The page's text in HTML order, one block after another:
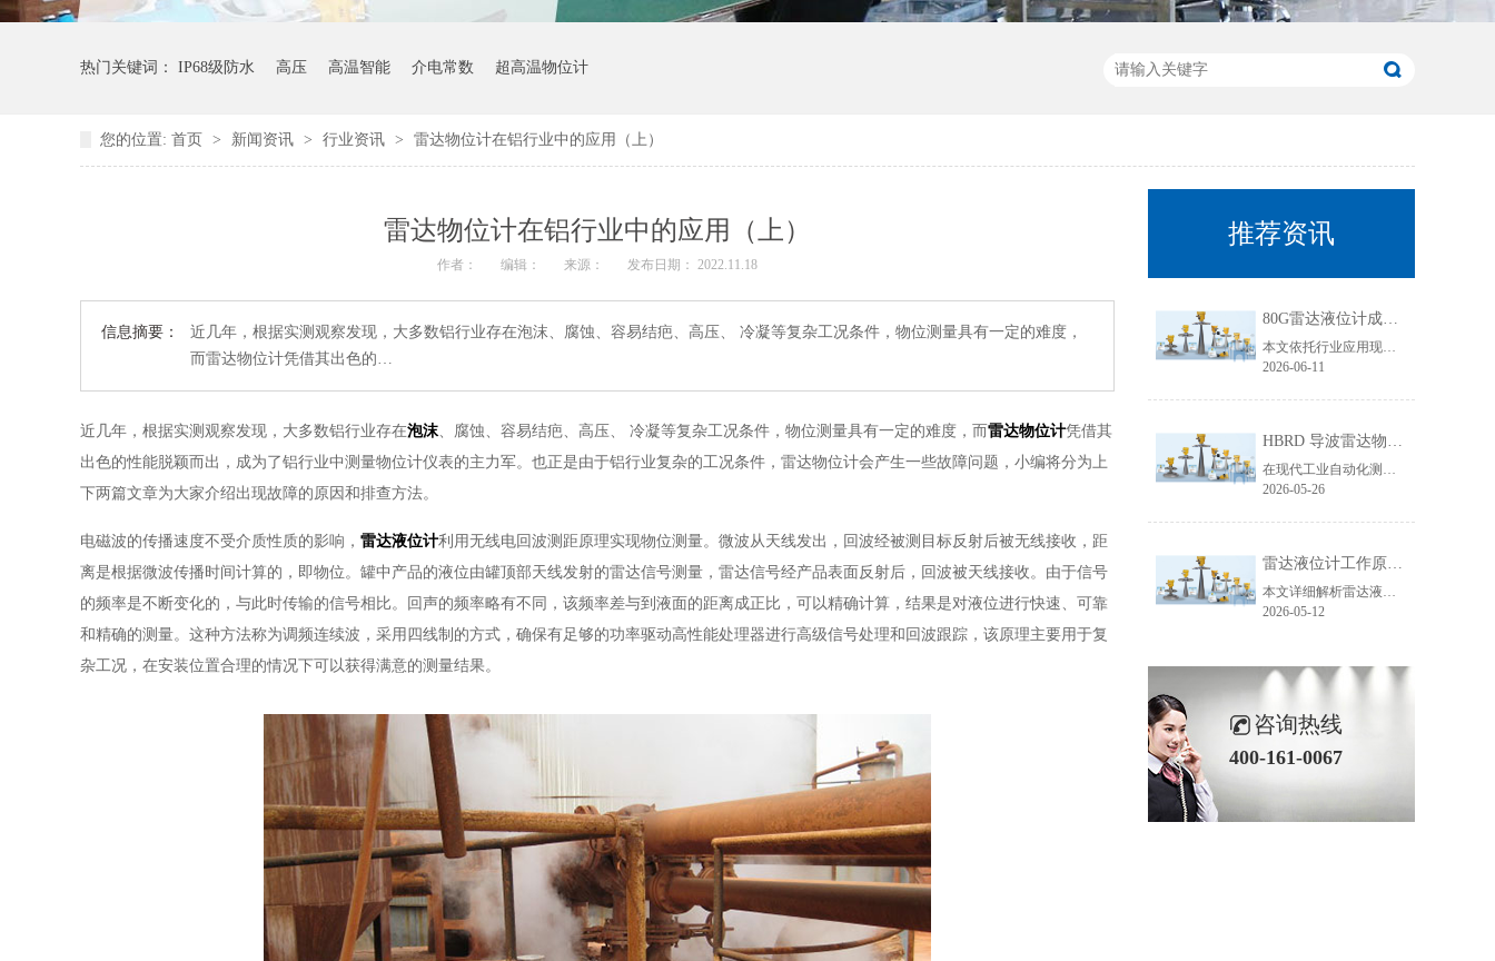
热门关键词： IP68级防水 高压 高温智能 介电常数 超高温物位计
您的位置: 首页 > 新闻资讯 > 行业资讯 > 雷达物位计在铝行业中的应用（上）
雷达物位计在铝行业中的应用（上）
作者： 编辑： 来源： 发布日期： 2022.11.18
信息摘要：
近几年，根据实测观察发现，大多数铝行业存在泡沫、腐蚀、容易结疤、高压、 冷凝等复杂工况条件，物位测量具有一定的难度，
而雷达物位计凭借其出色的…
近几年，根据实测观察发现，大多数铝行业存在泡沫、腐蚀、容易结疤、高压、 冷凝等复杂工况条件，物位测量具有一定的难度，而雷达物位计凭借其
出色的性能脱颖而出，成为了铝行业中测量物位计仪表的主力军。也正是由于铝行业复杂的工况条件，雷达物位计会产生一些故障问题，小编将分为上
下两篇文章为大家介绍出现故障的原因和排查方法。
电磁波的传播速度不受介质性质的影响， 雷达液位计利用无线电回波测距原理实现物位测量。微波从天线发出，回波经被测目标反射后被无线接收，距
离是根据微波传播时间计算的，即物位。罐中产品的液位由罐顶部天线发射的雷达信号测量，雷达信号经产品表面反射后，回波被天线接收。由于信号
的频率是不断变化的，与此时传输的信号相比。回声的频率略有不同，该频率差与到液面的距离成正比，可以精确计算，结果是对液位进行快速、可靠
和精确的测量。这种方法称为调频连续波，采用四线制的方式，确保有足够的功率驱动高性能处理器进行高级信号处理和回波跟踪，该原理主要用于复
杂工况，在安装位置合理的情况下可以获得满意的测量结果。
推荐资讯
80G雷达液位计成行业主流！国产雷达液位计五大发展趋势解析
本文依托行业应用现状与技术迭代规律，聚焦80G雷达液位计技术升级核心，从高频迭代普及、数字化智能升级、工况专属定制、一体化结构优化、安全合规升级五大维度，深度拆解国产雷达液位计未来发展趋势，贴合工业选型需求与搜索引擎收录规则，为行业技术升级、设备采购改造提供专业参考。
2026-06-11
HBRD 导波雷达物位计全面介绍、应用场景及核心优势
在现代工业自动化测控领域，物位监测是生产线稳定运行、仓储管理、工艺调控的重要环节。面对粘稠介质、易结晶物料、低介电常数介质、狭小罐体、强腐蚀工况等复杂测量环境，传统液位、料位仪表常常出现测量不准、卡料、失灵、寿命短等问题。而HBRD导波雷达物位计凭借成熟的技术架构与稳定的实测表现，成为工业现场主流的精密物位测量设备。
2026-05-26
雷达液位计工作原理_精准测量储罐液位的方法-毫米级精度保障
本文详细解析雷达液位计精准测量的核心原理、主流技术、关键步骤及应用场景，助力企业了解雷达液位计工作逻辑，选型适配各类储罐测量需求。
2026-05-12
咨询热线
400-161-0067